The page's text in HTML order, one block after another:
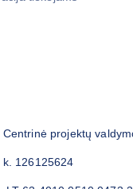
Centrinė projektų
k. 126125624